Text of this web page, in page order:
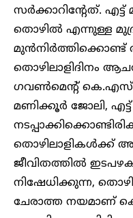
സർക്കാറിന്റേത്. എട്ട്
തൊഴിൽ എന്നുള്ള
മുൻനിർത്തിക്കൊണ്ട്
തൊഴിലാളിദിനം
ഗവൺമെന്റ്
മണിക്കൂർ ജോലി,
തൊഴിലാളികൾക്ക്
ജീവിതത്തിൽ
നിഷേധിക്കുന്ന,
ചേരാത്ത നയമാണ്